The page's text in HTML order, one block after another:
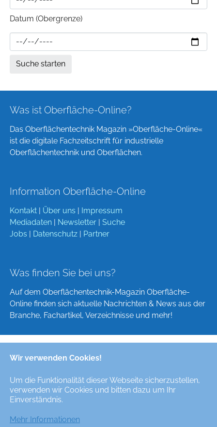
Wir verwenden Cookies!
Um die Funktionalität dieser Webseite sicherzustellen,
verwenden wir Cookies und bitten dazu um Ihr
Einverständnis.
Mehr Informationen
Datum (Obergrenze)
Was ist Oberfläche-Online?
Das Oberflächentechnik Magazin »Oberfläche-Online«
ist die digitale Fachzeitschrift für industrielle
Oberflächentechnik und Oberflächen.
Information Oberfläche-Online
Kontakt Über uns
Impressum
Mediadaten
Newsletter
Suche
Jobs
Datenschutz Partner
Was finden Sie bei uns?
Auf dem Oberflächentechnik-Magazin Oberfläche-
Online finden sich aktuelle Nachrichten & News aus der
Branche, Fachartikel, Verzeichnisse und mehr!
Deutsch
Alle Rechte/All Rights Reserved © Oberfläche-Online,
das digitale Oberflächentechnik-Magazin / the digital
surface technologies magazine